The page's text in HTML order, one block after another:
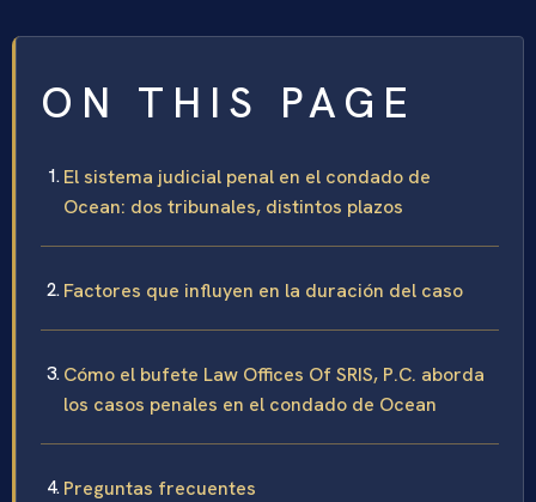
ON THIS PAGE
El sistema judicial penal en el condado de
Ocean: dos tribunales, distintos plazos
Factores que influyen en la duración del caso
Cómo el bufete Law Offices Of SRIS, P.C. aborda
los casos penales en el condado de Ocean
Preguntas frecuentes